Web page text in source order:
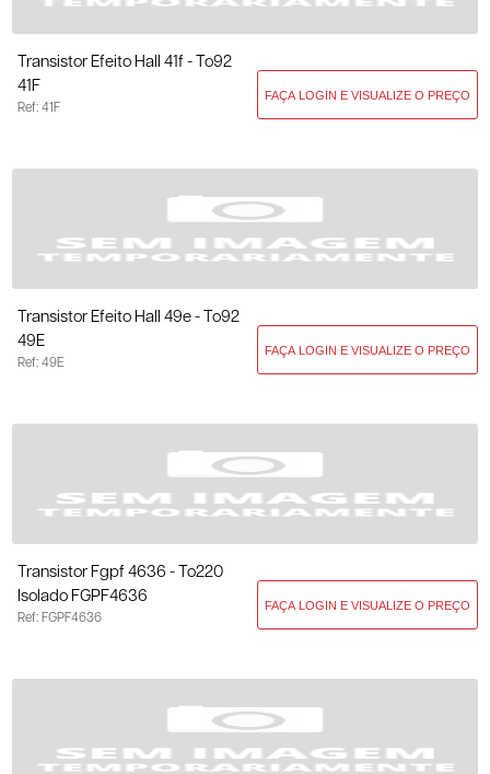
Transistor Efeito Hall 41f - To92
41F
Ref: 41F
Transistor Efeito Hall 49e - To92
49E
Ref: 49E
Transistor Fgpf 4636 - To220
Isolado FGPF4636
Ref: FGPF4636